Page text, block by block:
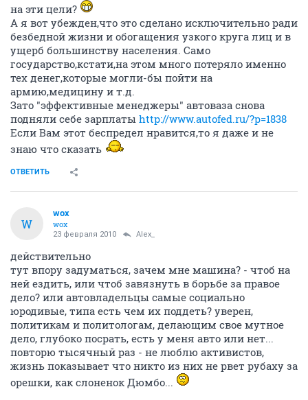
на эти цели?
А я вот убежден,что это сделано исключительно ради
безбедной жизни и обогащения узкого круга лиц и в
ущерб большинству населения. Само
государство,кстати,на этом много потеряло именно
тех денег,которые могли-бы пойти на
армию,медицину и т.д.
Зато "эффективные менеджеры" автоваза снова
подняли себе зарплаты http://www.autofed.ru/?p=1838
Если Вам этот беспредел нравится,то я даже и не
знаю что сказать
ОТВЕТИТЬ
W
wox
wox
23 февраля 2010 Alex_
действительно
тут впору задуматься, зачем мне машина? - чтоб на
ней ездить, или чтоб завязнуть в борьбе за правое
дело? или автовладельцы самые социально
юродивые, типа есть чем их поддеть? уверен,
политикам и политологам, делающим свое мутное
дело, глубоко посрать, есть у меня авто или нет...
повторю тысячный раз - не люблю активистов,
жизнь показывает что никто из них не рвет рубаху за
орешки, как слоненок Дюмбо...